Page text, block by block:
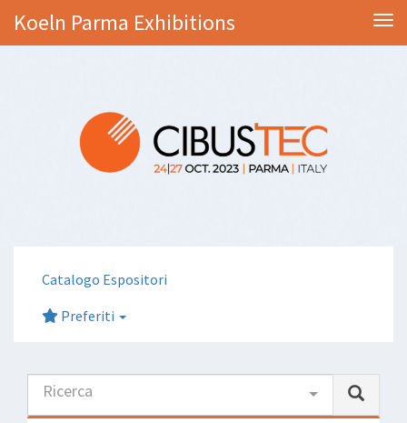
Koeln Parma Exhibitions
Catalogo Espositori
Preferiti
Ricerca